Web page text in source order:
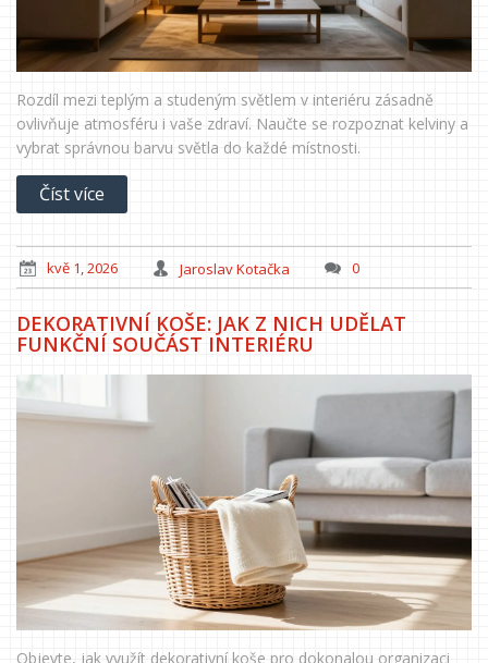
Rozdíl mezi teplým a studeným světlem v interiéru zásadně
ovlivňuje atmosféru i vaše zdraví. Naučte se rozpoznat kelviny a
vybrat správnou barvu světla do každé místnosti.
Číst více
kvě 1, 2026 Jaroslav Kotačka 0
DEKORATIVNÍ KOŠE: JAK Z NICH UDĚLAT
FUNKČNÍ SOUČÁST INTERIÉRU
Objevte, jak využít dekorativní koše pro dokonalou organizaci